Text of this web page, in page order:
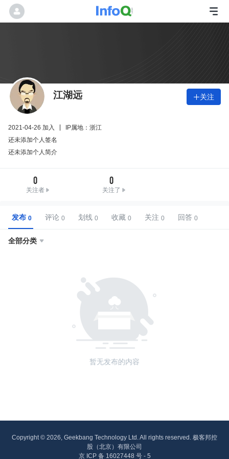
江湖远 关注
2021-04-26 加入
IP属地：浙江
还未添加个人签名
还未添加个人简介
0
关注者
0
关注了
发布 评论 划线 收藏 关注 回答
全部分类 
暂无发布的内容
Copyright © 2026, Geekbang Technology Ltd. All rights reserved. 极客邦控
股（北京）有限公司
京 ICP 备 16027448 号 - 5